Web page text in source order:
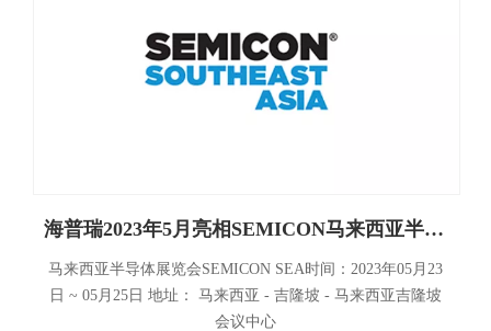
海普瑞2023年5月亮相SEMICON马来西亚半导体展览会
马来西亚半导体展览会SEMICON SEA时间：2023年05月23
日 ~ 05月25日 地址： 马来西亚 - 吉隆坡 - 马来西亚吉隆坡
会议中心